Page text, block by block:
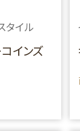
タイル
インズ